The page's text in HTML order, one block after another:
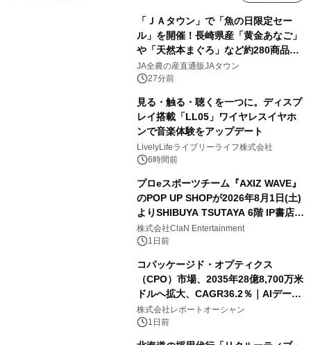
「ＪＡタウン」で「魚の日限定セー
ル」を開催！長崎県産「黄金あなご」
や「天然本まぐろ」など約280商品を
販売！～毎月１０日の定例企画～
JA全農の産直通販JAタウン
27分前
見る・触る・聴くを一つに。ディスプ
レイ搭載「LL05」ワイヤレスイヤホ
ンで音楽体験をアップデート
LivelyLifeライブリーライフ株式会社
6時間前
プロeスポーツチーム『AXIZ WAVE』
のPOP UP SHOPが2026年8月1日(土)
よりSHIBUYA TSUTAYA 6階 IP書店で
開催決定！！
株式会社ClaN Entertainment
1日前
コパッケージド・オプティクス
（CPO）市場、2035年28億8,700万米
ドルへ拡大、CAGR36.2％｜AIデータ
センター・高速光通信需要が成長を加
速
株式会社レポートオーシャン
1日前